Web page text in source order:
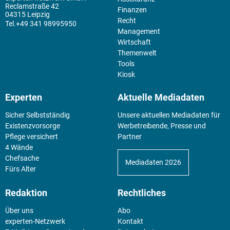
Reclamstraße 42
04315 Leipzig
+49 341 98995950
Finanzen
Recht
Management
Wirtschaft
Themenwelt
Tools
Kiosk
Experten
Sicher Selbstständig
Existenz­vorsorge
Pflege versichert
4 Wände
Chefsache
Fürs Alter
Aktuelle Mediadaten
Unsere aktuellen Mediadaten für
Werbetreibende, Presse und
Partner
Mediadaten 2026
Redaktion
Über uns
experten-Netzwerk
Rechtliches
Abo
Kontakt